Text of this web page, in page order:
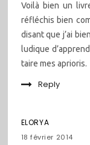
Voilà bien un
réfléchis bien
disant que j’ai
ludique
taire mes aprioris.
Reply
ELORYA
18 février 2014